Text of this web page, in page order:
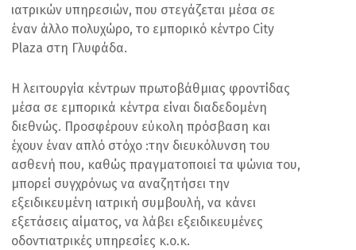
ιατρικών υπηρεσιών, που στεγάζεται μέσα σε
έναν άλλο πολυχώρο, το εμπορικό κέντρο City
Plaza στη Γλυφάδα.
Η λειτουργία κέντρων πρωτοβάθμιας φροντίδας
μέσα σε εμπορικά κέντρα είναι διαδεδομένη
διεθνώς. Προσφέρουν εύκολη πρόσβαση και
έχουν έναν απλό στόχο :την διευκόλυνση του
ασθενή που, καθώς πραγματοποιεί τα ψώνια του,
μπορεί συγχρόνως να αναζητήσει την
εξειδικευμένη ιατρική συμβουλή, να κάνει
εξετάσεις αίματος, να λάβει εξειδικευμένες
οδοντιατρικές υπηρεσίες κ.ο.κ.